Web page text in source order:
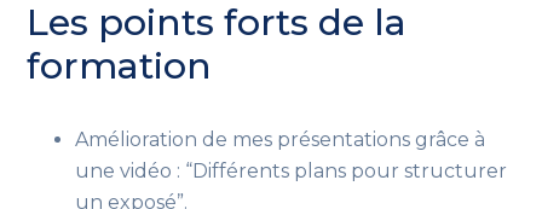
Les points forts de la
formation
Amélioration de mes présentations grâce à
une vidéo : “Différents plans pour structurer
un exposé”.